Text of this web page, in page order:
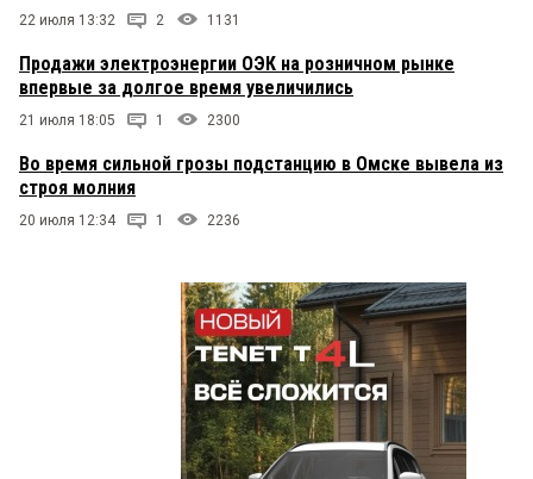
22 июля 13:32 2 1131
Продажи электроэнергии ОЭК на розничном рынке
впервые за долгое время увеличились
21 июля 18:05 1 2300
Во время сильной грозы подстанцию в Омске вывела из
строя молния
20 июля 12:34 1 2236